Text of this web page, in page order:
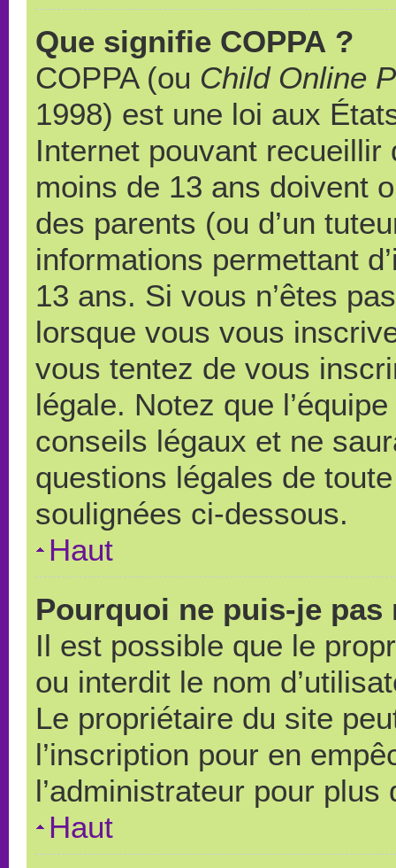
Que signifie COPPA ?
COPPA (ou Child Online
1998) est une loi aux
Internet pouvant
moins de 13 ans doivent
des parents (ou d’un
informations permettant
13 ans. Si vous n’êtes
lorsque vous vous
vous tentez de vous
légale. Notez que
conseils légaux et ne
questions légales de
soulignées ci-dessous.
Haut
Pourquoi ne puis-je pas
Il est possible que le
ou interdit le nom
Le propriétaire du site
l’inscription pour en
l’administrateur pour
Haut